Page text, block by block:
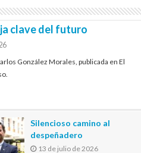
clave del futuro
González Morales, publicada en El
Silencioso camino al
despeñadero
13 de julio de 2026